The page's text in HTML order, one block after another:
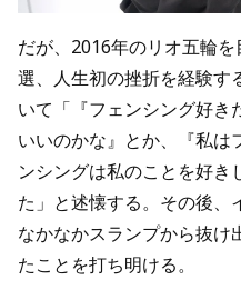
だが、2016年のリオ五輪
選、人生初の挫折を経験す
いて「『フェンシング好き
いいのかな』とか、『私は
ンシングは私のことを好き
た」と述懐する。その後、
なかなかスランプから抜け
たことを打ち明ける。